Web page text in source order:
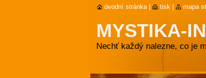
MYSTIKA-
Nechť každý nalezne, co je
úvodní stránka tisk mapa